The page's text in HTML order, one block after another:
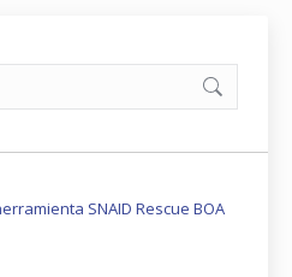
SNAID Rescue BOA